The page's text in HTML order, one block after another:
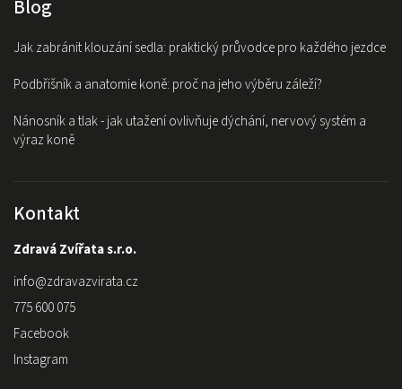
Blog
Jak zabránit klouzání sedla: praktický průvodce pro každého jezdce
Podbřišník a anatomie koně: proč na jeho výběru záleží?
Nánosník a tlak - jak utažení ovlivňuje dýchání, nervový systém a
výraz koně
Kontakt
Zdravá Zvířata s.r.o.
info@zdravazvirata.cz
775 600 075
Facebook
Instagram